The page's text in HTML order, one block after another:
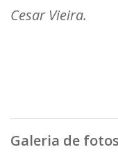
Cesar Vieira.
Galeria de fotos